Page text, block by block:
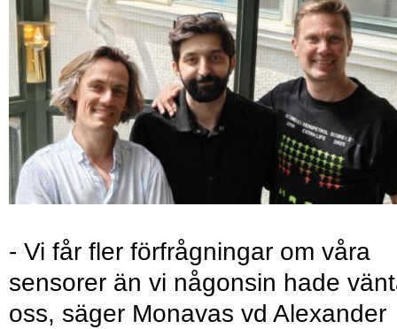
- Vi får fler förfrågningar om våra
sensorer än vi någonsin hade
oss, säger Monavas vd Alexander